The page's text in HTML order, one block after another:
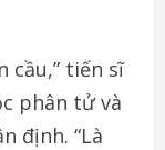
cầu,” tiến sĩ
phân tử và
định. “Là